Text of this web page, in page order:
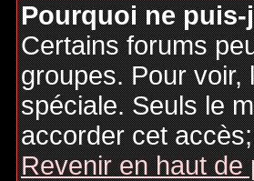
Pourquoi ne
Certains forums
groupes. Pour voir,
spéciale. Seuls le
accorder cet
Revenir en haut de